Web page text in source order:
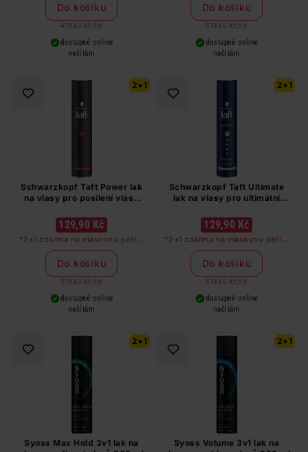
produkt zdarma. Neplatí na
barvy na vlasy a cestovní balení.
Do košíku
419,60 Kč / lit
dostupné online
načítám
produkt zdarma. Neplatí na
barvy na vlasy a cestovní balení.
Do košíku
519,60 Kč / lit
dostupné online
načítám
2+1
Schwarzkopf Taft Power lak
na vlasy pro posílení vlasů
129,90 Kč
*2+1 zdarma na vlasovou péči v
libovolné kombinaci, nejlevnější
produkt zdarma. Neplatí na
barvy na vlasy a cestovní balení.
Do košíku
519,60 Kč / lit
dostupné online
načítám
2+1
Schwarzkopf Taft Ultimate
lak na vlasy pro ultimátní
129,90 Kč
*2+1 zdarma na vlasovou péči v
libovolné kombinaci, nejlevnější
produkt zdarma. Neplatí na
barvy na vlasy a cestovní balení.
Do košíku
519,60 Kč / lit
dostupné online
načítám
2+1
Syoss Max Hold 3v1 lak na
2+1
Syoss Volume 3v1 lak na